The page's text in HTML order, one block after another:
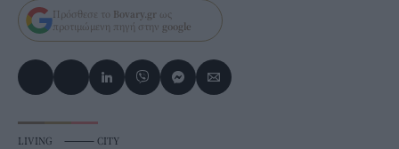
Πρόσθεσε το Bovary.gr ως
προτιμώμενη πηγή στην google
LIVING ⸻ CITY